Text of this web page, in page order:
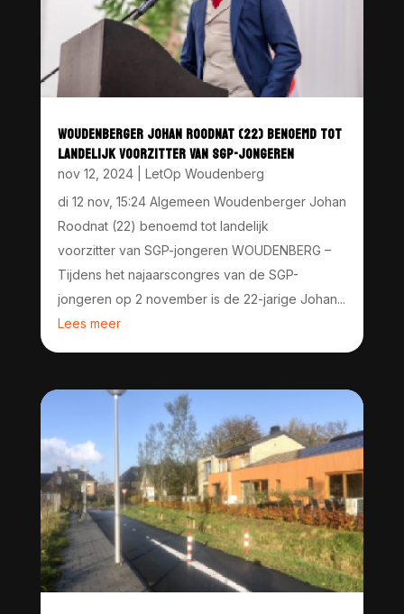
WOUDENBERGER JOHAN ROODNAT (22) BENOEMD TOT
LANDELIJK VOORZITTER VAN SGP-JONGEREN
nov 12, 2024| LetOp Woudenberg
di 12 nov, 15:24 Algemeen Woudenberger Johan
Roodnat (22) benoemd tot landelijk
voorzitter van SGP-jongeren WOUDENBERG –
Tijdens het najaarscongres van de SGP-
jongeren op 2 november is de 22-jarige Johan...
Lees meer